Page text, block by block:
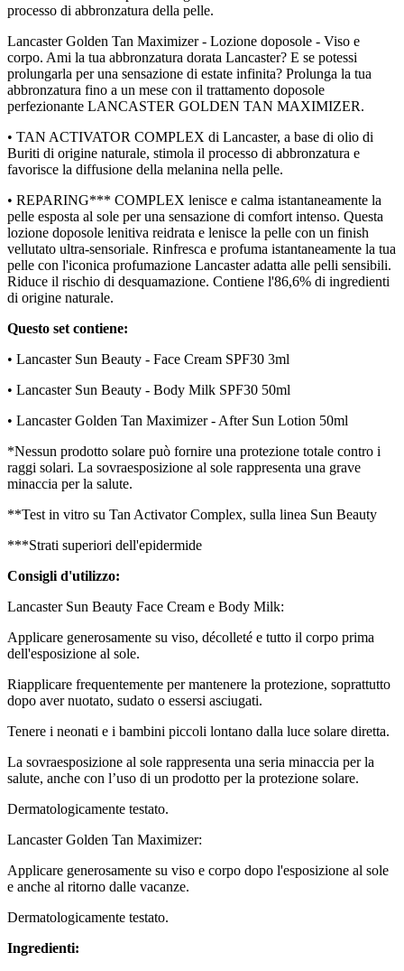
processo di abbronzatura della pelle.
Lancaster Golden Tan Maximizer - Lozione doposole - Viso e
corpo. Ami la tua abbronzatura dorata Lancaster? E se potessi
prolungarla per una sensazione di estate infinita? Prolunga la tua
abbronzatura fino a un mese con il trattamento doposole
perfezionante LANCASTER GOLDEN TAN MAXIMIZER.
• TAN ACTIVATOR COMPLEX di Lancaster, a base di olio di
Buriti di origine naturale, stimola il processo di abbronzatura e
favorisce la diffusione della melanina nella pelle.
• REPARING*** COMPLEX lenisce e calma istantaneamente la
pelle esposta al sole per una sensazione di comfort intenso. Questa
lozione doposole lenitiva reidrata e lenisce la pelle con un finish
vellutato ultra-sensoriale. Rinfresca e profuma istantaneamente la tua
pelle con l'iconica profumazione Lancaster adatta alle pelli sensibili.
Riduce il rischio di desquamazione. Contiene l'86,6% di ingredienti
di origine naturale.
Questo set contiene:
• Lancaster Sun Beauty - Face Cream SPF30 3ml
• Lancaster Sun Beauty - Body Milk SPF30 50ml
• Lancaster Golden Tan Maximizer - After Sun Lotion 50ml
*Nessun prodotto solare può fornire una protezione totale contro i
raggi solari. La sovraesposizione al sole rappresenta una grave
minaccia per la salute.
**Test in vitro su Tan Activator Complex, sulla linea Sun Beauty
***Strati superiori dell'epidermide
Consigli d'utilizzo:
Lancaster Sun Beauty Face Cream e Body Milk:
Applicare generosamente su viso, décolleté e tutto il corpo prima
dell'esposizione al sole.
Riapplicare frequentemente per mantenere la protezione, soprattutto
dopo aver nuotato, sudato o essersi asciugati.
Tenere i neonati e i bambini piccoli lontano dalla luce solare diretta.
La sovraesposizione al sole rappresenta una seria minaccia per la
salute, anche con l’uso di un prodotto per la protezione solare.
Dermatologicamente testato.
Lancaster Golden Tan Maximizer:
Applicare generosamente su viso e corpo dopo l'esposizione al sole
e anche al ritorno dalle vacanze.
Dermatologicamente testato.
Ingredienti: